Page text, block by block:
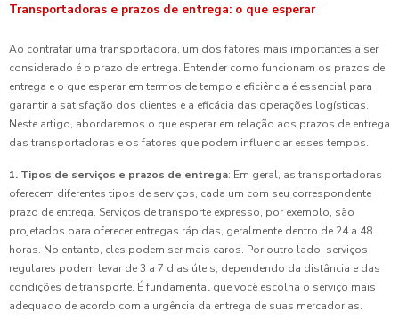
Transportadoras e prazos de entrega: o que esperar
Ao contratar uma transportadora, um dos fatores mais importantes a ser
considerado é o prazo de entrega. Entender como funcionam os prazos de
entrega e o que esperar em termos de tempo e eficiência é essencial para
garantir a satisfação dos clientes e a eficácia das operações logísticas.
Neste artigo, abordaremos o que esperar em relação aos prazos de entrega
das transportadoras e os fatores que podem influenciar esses tempos.
1. Tipos de serviços e prazos de entrega: Em geral, as transportadoras
oferecem diferentes tipos de serviços, cada um com seu correspondente
prazo de entrega. Serviços de transporte expresso, por exemplo, são
projetados para oferecer entregas rápidas, geralmente dentro de 24 a 48
horas. No entanto, eles podem ser mais caros. Por outro lado, serviços
regulares podem levar de 3 a 7 dias úteis, dependendo da distância e das
condições de transporte. É fundamental que você escolha o serviço mais
adequado de acordo com a urgência da entrega de suas mercadorias.